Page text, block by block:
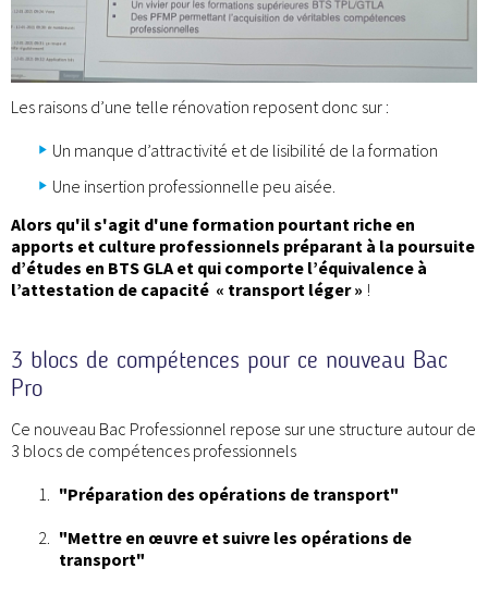
Les raisons d’une telle rénovation reposent donc sur :
Un manque d’attractivité et de lisibilité de la formation
Une insertion professionnelle peu aisée.
Alors qu'il s'agit d'une formation pourtant riche en
apports et culture professionnels préparant à la poursuite
d’études en BTS GLA et qui comporte l’équivalence à
l’attestation de capacité « transport léger » !
3 blocs de compétences pour ce nouveau Bac
Pro
Ce nouveau Bac Professionnel repose sur une structure autour de
3 blocs de compétences professionnels
"Préparation des opérations de transport"
"Mettre en œuvre et suivre les opérations de
transport"